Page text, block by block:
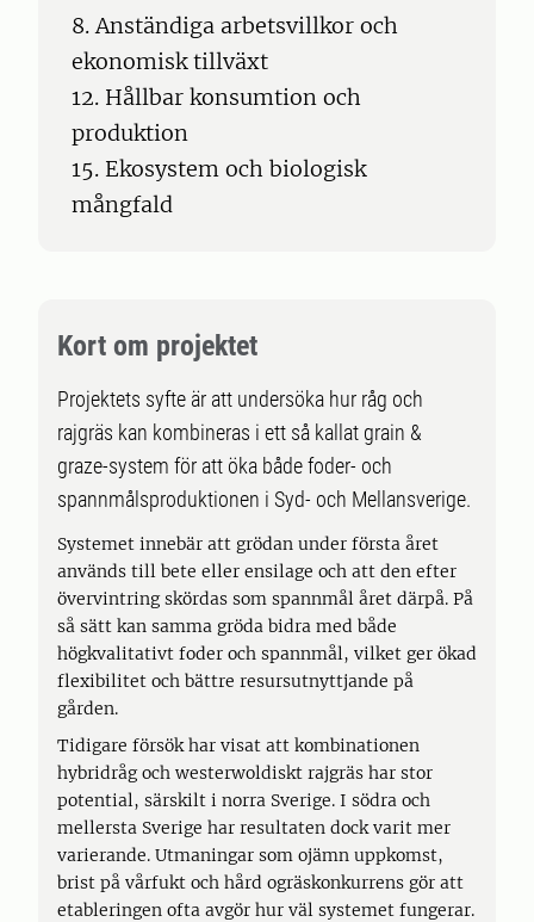
8. Anständiga arbetsvillkor och
ekonomisk tillväxt
12. Hållbar konsumtion och
produktion
15. Ekosystem och biologisk
mångfald
Kort om projektet
Projektets syfte är att undersöka hur råg och
rajgräs kan kombineras i ett så kallat grain &
graze-system för att öka både foder- och
spannmålsproduktionen i Syd- och Mellansverige.
Systemet innebär att grödan under första året
används till bete eller ensilage och att den efter
övervintring skördas som spannmål året därpå. På
så sätt kan samma gröda bidra med både
högkvalitativt foder och spannmål, vilket ger ökad
flexibilitet och bättre resursutnyttjande på
gården.
Tidigare försök har visat att kombinationen
hybridråg och westerwoldiskt rajgräs har stor
potential, särskilt i norra Sverige. I södra och
mellersta Sverige har resultaten dock varit mer
varierande. Utmaningar som ojämn uppkomst,
brist på vårfukt och hård ogräskonkurrens gör att
etableringen ofta avgör hur väl systemet fungerar.